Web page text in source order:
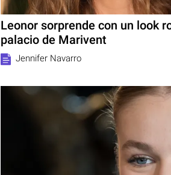
Leonor sorprende con un look
palacio de Marivent
Jennifer Navarro